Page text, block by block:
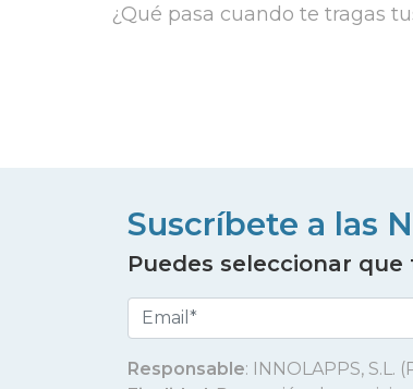
¿Qué pasa cuando te tragas
Suscríbete a las
Puedes seleccionar
Responsable: INNOLAPPS, S.L.